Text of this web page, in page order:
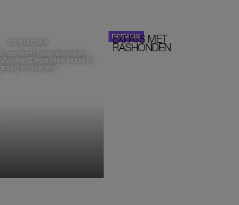
DE STAD VAN
deelt haar favoriete
'Deze plek houd ik
graag verborgen'
EXPATS MET
RASHONDEN